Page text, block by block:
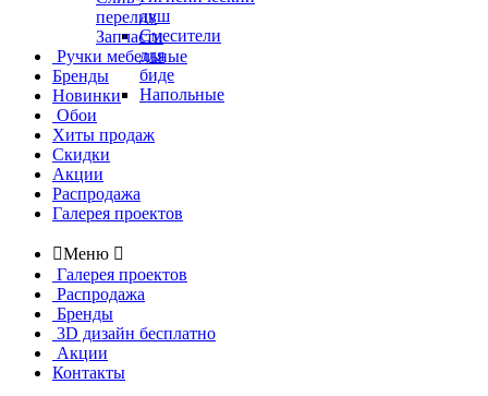
душ
Смесители
для
биде
Напольные
перелив
Запчасти
Ручки мебельные
Бренды
Новинки
Обои
Хиты продаж
Скидки
Акции
Распродажа
Галерея проектов
Меню 
Галерея проектов
Распродажа
Бренды
3D дизайн бесплатно
Акции
Контакты